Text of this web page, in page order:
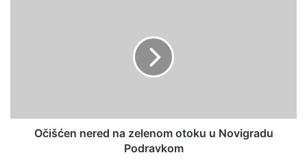
Očišćen nered na zelenom otoku u Novigradu
Podravkom